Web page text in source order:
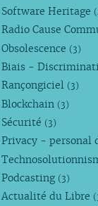
Software Heritage
Radio Cause
Obsolescence (3)
Biais -
Rançongiciel (3)
Blockchain (3)
Sécurité (3)
Privacy - personal
Podcasting (3)
Actualité du Libre